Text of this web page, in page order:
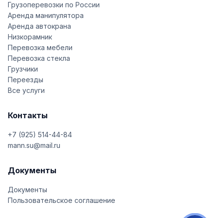
Грузоперевозки по России
Аренда манипулятора
Аренда автокрана
Низкорамник
Перевозка мебели
Перевозка стекла
Грузчики
Переезды
Все услуги
Контакты
+7 (925) 514-44-84
mann.su@mail.ru
Документы
Документы
Пользовательское соглашение